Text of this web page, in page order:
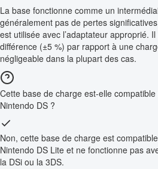
La base fonctionne comme un
généralement pas de pertes
est utilisée avec l’adaptateur approprié.
différence (±5 %) par rapport à une
négligeable dans la plupart des cas.
Cette base de charge est-elle compatible
Nintendo DS ?
Non, cette base de charge est
Nintendo DS Lite et ne fonctionne pas
la DSi ou la 3DS.